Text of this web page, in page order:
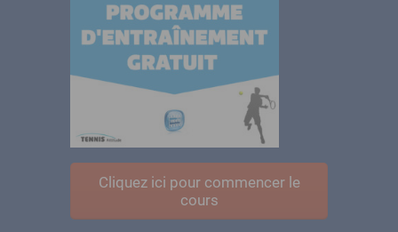
Cliquez ici pour commencer le
cours